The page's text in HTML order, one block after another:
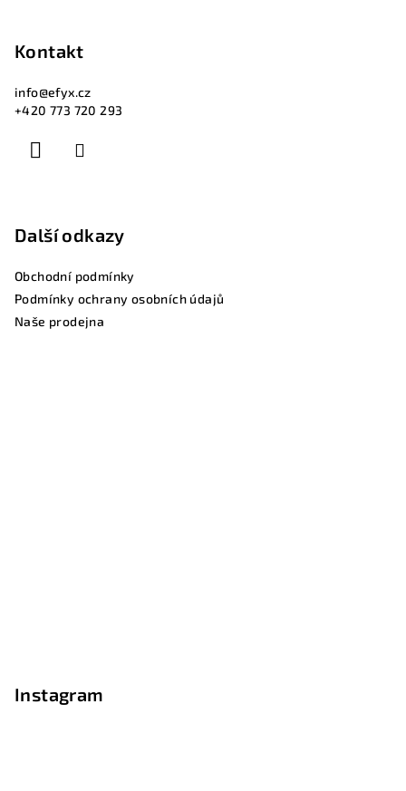
Kontakt
info@efyx.cz
+420 773 720 293
Další odkazy
Obchodní podmínky
Podmínky ochrany osobních údajů
Naše prodejna
Instagram